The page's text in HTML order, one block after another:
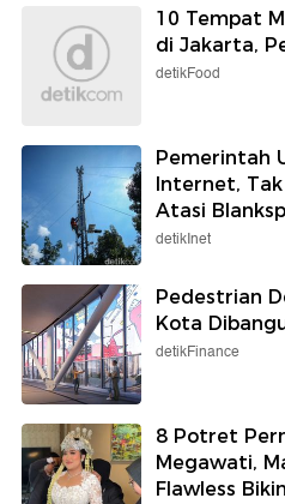
10 Tempat
di Jakarta,
detikFood
Pemerintah
Internet, Tak
Atasi
detikInet
Pedestrian
Kota
detikFinance
8 Potret
Megawati,
Flawless